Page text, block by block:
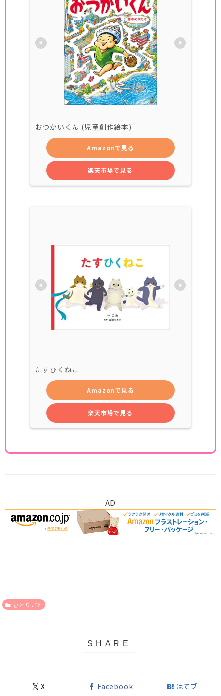
おつかいくん (児童創作絵本)
Amazonで見る
楽天市場で見る
たすひくねこ
Amazonで見る
楽天市場で見る
AD
ひとりごと
X Facebook はてブ